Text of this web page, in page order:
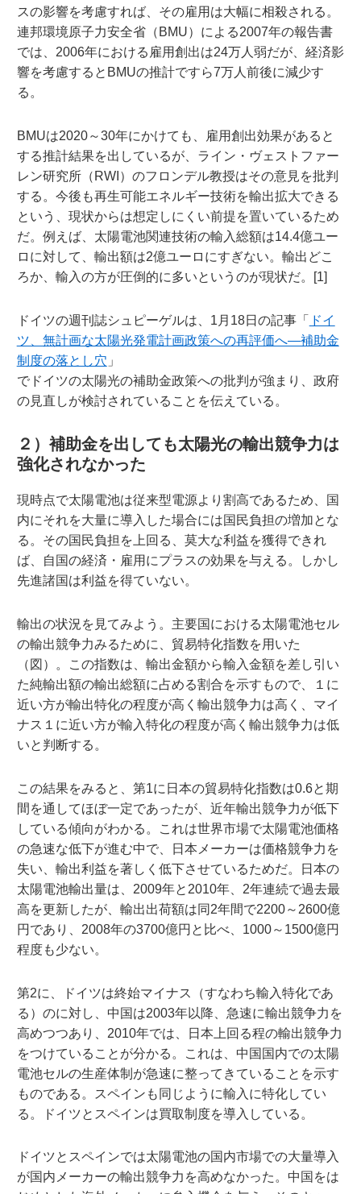
スの影響を考慮すれば、その雇用は大幅に相殺される。
連邦環境原子力安全省（BMU）による2007年の報告書
では、2006年における雇用創出は24万人弱だが、経済影
響を考慮するとBMUの推計ですら7万人前後に減少す
る。
BMUは2020～30年にかけても、雇用創出効果があると
する推計結果を出しているが、ライン・ヴェストファー
レン研究所（RWI）のフロンデル教授はその意見を批判
する。今後も再生可能エネルギー技術を輸出拡大できる
という、現状からは想定しにくい前提を置いているため
だ。例えば、太陽電池関連技術の輸入総額は14.4億ユー
ロに対して、輸出額は2億ユーロにすぎない。輸出どこ
ろか、輸入の方が圧倒的に多いというのが現状だ。[1]
ドイツの週刊誌シュピーゲルは、1月18日の記事「
ドイ
ツ、無計画な太陽光発電計画政策への再評価へ—補助金
制度の落とし穴 」
でドイツの太陽光の補助金政策への批判が強まり、政府
の見直しが検討されていることを伝えている。
２）補助金を出しても太陽光の輸出競争力は
強化されなかった
現時点で太陽電池は従来型電源より割高であるため、国
内にそれを大量に導入した場合には国民負担の増加とな
る。その国民負担を上回る、莫大な利益を獲得できれ
ば、自国の経済・雇用にプラスの効果を与える。しかし
先進諸国は利益を得ていない。
輸出の状況を見てみよう。主要国における太陽電池セル
の輸出競争力みるために、貿易特化指数を用いた
（図）。この指数は、輸出金額から輸入金額を差し引い
た純輸出額の輸出総額に占める割合を示すもので、１に
近い方が輸出特化の程度が高く輸出競争力は高く、マイ
ナス１に近い方が輸入特化の程度が高く輸出競争力は低
いと判断する。
この結果をみると、第1に日本の貿易特化指数は0.6と期
間を通してほぼ一定であったが、近年輸出競争力が低下
している傾向がわかる。これは世界市場で太陽電池価格
の急速な低下が進む中で、日本メーカーは価格競争力を
失い、輸出利益を著しく低下させているためだ。日本の
太陽電池輸出量は、2009年と2010年、2年連続で過去最
高を更新したが、輸出出荷額は同2年間で2200～2600億
円であり、2008年の3700億円と比べ、1000～1500億円
程度も少ない。
第2に、ドイツは終始マイナス（すなわち輸入特化であ
る）のに対し、中国は2003年以降、急速に輸出競争力を
高めつつあり、2010年では、日本上回る程の輸出競争力
をつけていることが分かる。これは、中国国内での太陽
電池セルの生産体制が急速に整ってきていることを示す
ものである。スペインも同じように輸入に特化してい
る。ドイツとスペインは買取制度を導入している。
ドイツとスペインでは太陽電池の国内市場での大量導入
が国内メーカーの輸出競争力を高めなかった。中国をは